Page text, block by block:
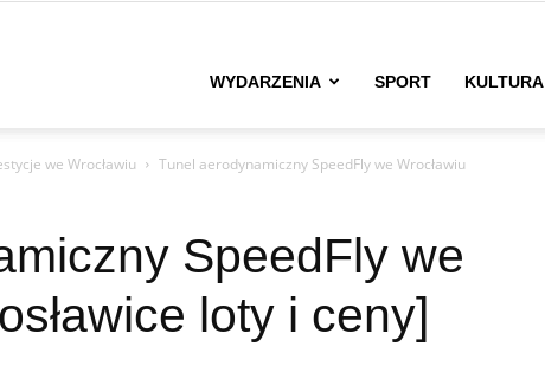
WYDARZENIA SPORT KULTURA
we Wrocławiu Tunel aerodynamiczny SpeedFly we Wrocławiu
SpeedFly we
loty i ceny]